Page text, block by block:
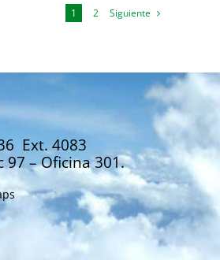
1 2 Siguiente
Ext. 4083
97 – Oficina 301.